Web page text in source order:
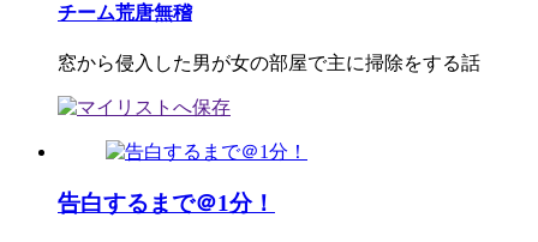
チーム荒唐無稽
窓から侵入した男が女の部屋で主に掃除をする話
告白するまで＠1分！